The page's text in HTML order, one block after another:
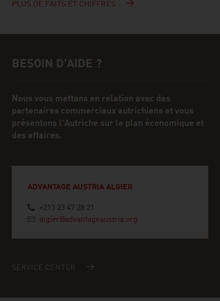
PLUS DE FAITS ET CHIFFRES
Assistance et interlocuteur/interlocutrice
BESOIN D'AIDE ?
Nous vous mettons en relation avec des
partenaires commerciaux autrichiens et vous
présentons l'Autriche sur le plan économique et
des affaires.
ADVANTAGE AUSTRIA ALGIER
+213 23 47 28 21
algier@advantageaustria.org
SERVICE CENTER